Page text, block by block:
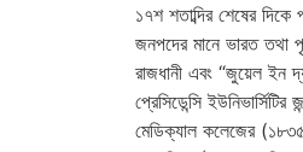
১৭শ শতাব্দির শেষের
জনপদের মানে ভারত তথা
রাজধানী এবং “জুয়েল ইন
প্রেসিডেন্সি
মেডিক্যাল কলেজের